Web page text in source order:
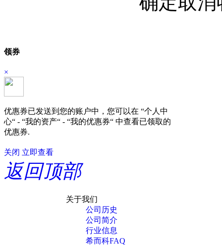
领券
×
优惠券已发送到您的账户中，您可以在 “个人中
心“ - “我的资产“ - “我的优惠券“ 中查看已领取的
优惠券.
关闭 立即查看
返回顶部
关于我们
公司历史
公司简介
行业信息
希而科FAQ